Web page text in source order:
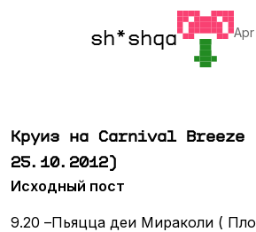
sh*shqa Apr
Круиз на Carnival Breeze
25.10.2012)
Исходный пост
9.20 –Пьяцца деи Мираколи (